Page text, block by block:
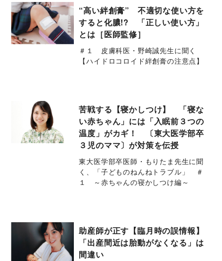
“高い絆創膏” 不適切な使い方を
すると化膿!? 「正しい使い方」
とは［医師監修］
＃１ 皮膚科医・野崎誠先生に聞く
【ハイドロコロイド絆創膏の注意点】
苦戦する【寝かしつけ】 「寝な
い赤ちゃん」には「入眠前３つの
温度」がカギ！ 〔東大医学部卒
３児のママ〕が対策を伝授
東大医学部卒医師・もりたま先生に聞
く、「子どものねんねトラブル」 ＃
１ ～赤ちゃんの寝かしつけ編～
助産師が正す【臨月時の誤情報】
「出産間近は胎動がなくなる」は
間違い